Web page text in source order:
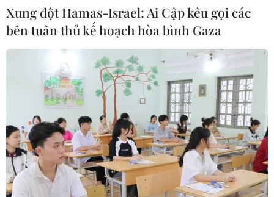
Xung đột Hamas-Israel: Ai Cập kêu gọi các
bên tuân thủ kế hoạch hòa bình Gaza